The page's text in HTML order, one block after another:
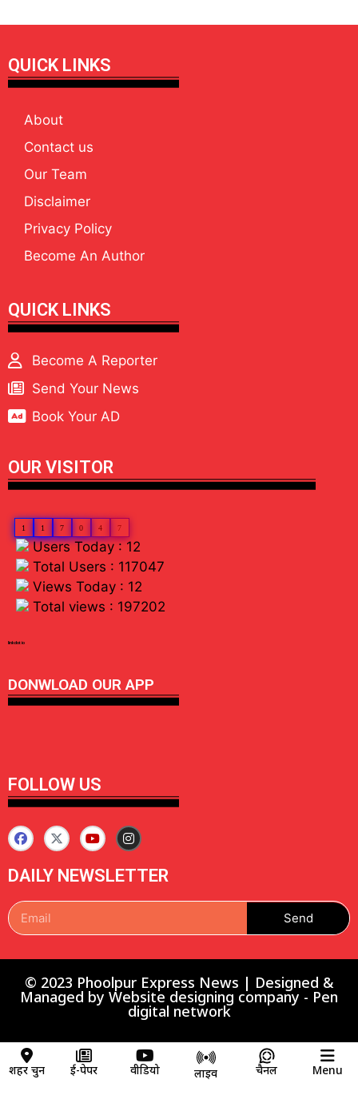
QUICK LINKS
About
Contact us
Our Team
Disclaimer
Privacy Policy
Become An Author
QUICK LINKS
Become A Reporter
Send Your News
Book Your AD
OUR VISITOR
1 1 7 0 4 7
Users Today : 12
Total Users : 117047
Views Today : 12
Total views : 197202
linkdot io
DONWLOAD OUR APP
FOLLOW US
DAILY NEWSLETTER
Send
© 2023 Phoolpur Express News | Designed &
Managed by Website designing company - Pen
digital network
शहर चुनें ई-पेपर वीडियो लाइव चैनल Menu